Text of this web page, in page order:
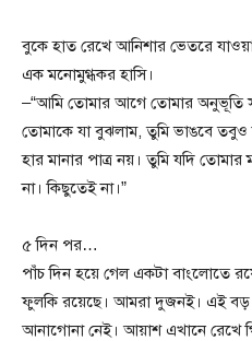
বুকে হাত রেখে আনিশার ভেতরে
এক মনোমুগ্ধকর হাসি।
–“আমি তোমার আগে তোমার অনুভূতি
তোমাকে যা বুঝলাম, তুমি ভাঙবে
হার মানার পাত্র নয়। তুমি যদি
না। কিছুতেই না।”
৫ দিন পর…
পাঁচ দিন হয়ে গেল একটা বাংলোতে
ফুলকি রয়েছে। আমরা দুজনই। এই
আনাগোনা নেই। আয়াশ এখানে রেখে